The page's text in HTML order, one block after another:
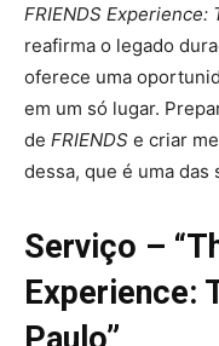
FRIENDS Experience:
reafirma o legado
oferece uma
em um só lugar.
de FRIENDS e criar
dessa, que é uma
Serviço –
Experience: